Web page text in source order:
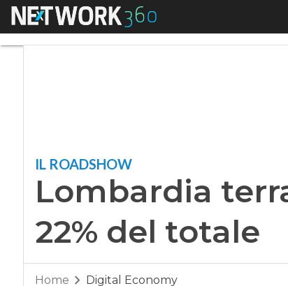
Menu
IL ROADSHOW
Lombardia
22% del totale
Home Digital Economy